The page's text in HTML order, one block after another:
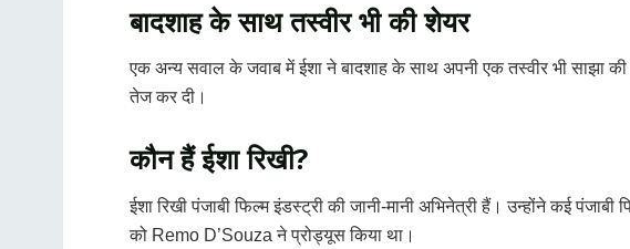
बादशाह के साथ तस्वीर भी की शेयर
एक अन्य सवाल के जवाब में ईशा ने बादशाह के साथ अपनी एक तस्वीर भी साझा
तेज कर दी।
कौन हैं ईशा रिखी?
ईशा रिखी पंजाबी फिल्म इंडस्ट्री की जानी-मानी अभिनेत्री हैं। उन्होंने कई
को Remo D’Souza ने प्रोड्यूस किया था।